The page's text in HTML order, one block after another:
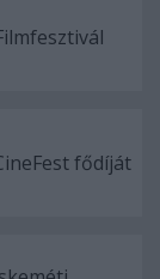
fődíját